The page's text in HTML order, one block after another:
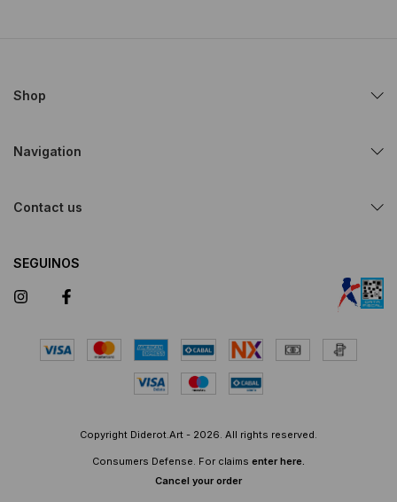
Shop
Navigation
Contact us
SEGUINOS
Copyright Diderot.Art - 2026. All rights reserved.
Consumers Defense. For claims enter here.
Cancel your order